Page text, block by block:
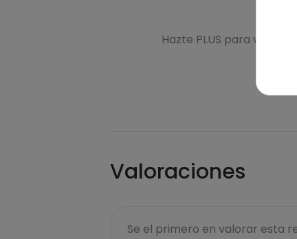
Hazte PLUS para ver la
Valoraciones
Se el primero en valorar esta